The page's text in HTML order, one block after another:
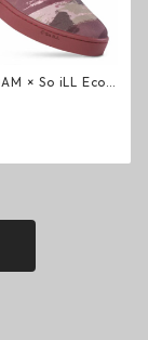
× So iLL Eco
イフスタイル
オンザローム ジ
ア OTR スニーカ